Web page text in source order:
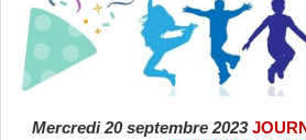
Mercredi 20 septembre 2023